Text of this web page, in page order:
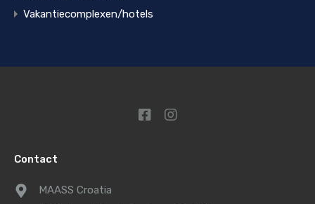
Vakantiecomplexen/hotels
Contact
MAASS Croatia